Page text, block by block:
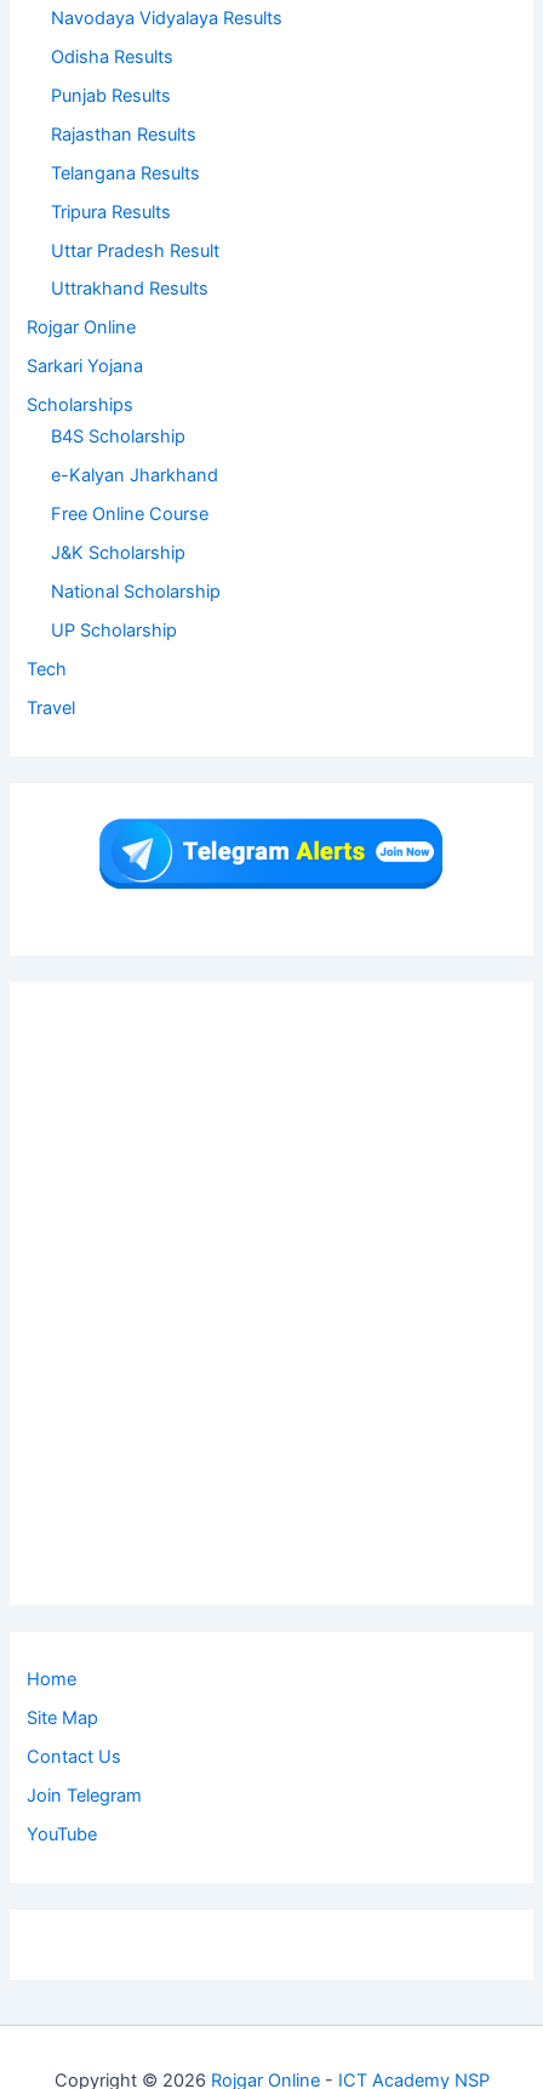
Navodaya Vidyalaya Results
Odisha Results
Punjab Results
Rajasthan Results
Telangana Results
Tripura Results
Uttar Pradesh Result
Uttrakhand Results
Rojgar Online
Sarkari Yojana
Scholarships
B4S Scholarship
e-Kalyan Jharkhand
Free Online Course
J&K Scholarship
National Scholarship
UP Scholarship
Tech
Travel
Home
Site Map
Contact Us
Join Telegram
YouTube
Copyright © 2026 Rojgar Online- ICT Academy NSP